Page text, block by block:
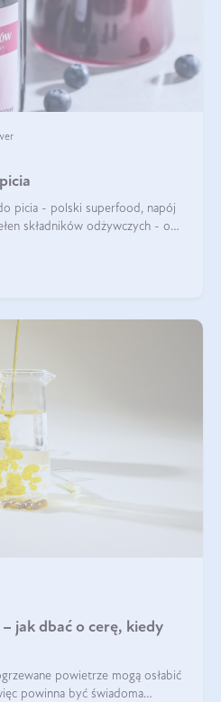
picia - polski superfood, napój
składników odżywczych - o
jak dbać o cerę, kiedy
powietrze mogą osłabić
powinna być świadoma